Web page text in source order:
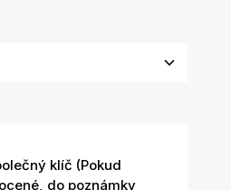
klíč (Pokud
do poznámky